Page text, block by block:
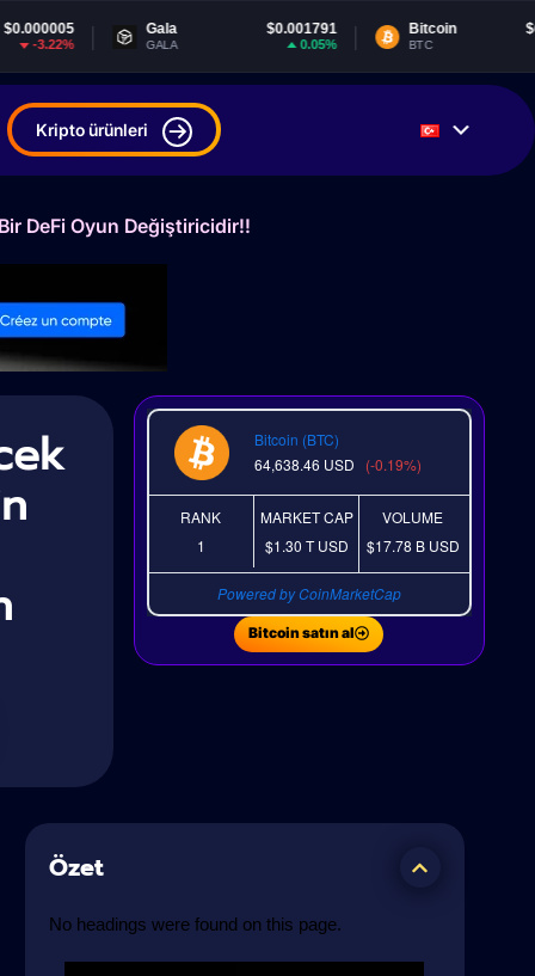
Gala $0.001791
GALA
Bitcoin $64,640.01
BTC
Kripto ürünleri
DeFi Oyun Değiştiricidir!!
Bitcoin (BTC)
64,638.46 USD (-0.19%)
RANK
1
MARKET CAP
$1.30 TUSD
VOLUME
$17.78 B USD
Powered by CoinMarketCap
Bitcoin satın al
Özet
No headings were found on this page.